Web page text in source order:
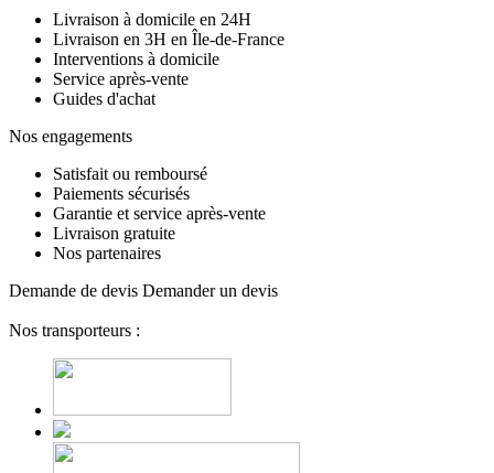
Livraison à domicile en 24H
Livraison en 3H en Île-de-France
Interventions à domicile
Service après-vente
Guides d'achat
Nos engagements
Satisfait ou remboursé
Paiements sécurisés
Garantie et service après-vente
Livraison gratuite
Nos partenaires
Demande de devis Demander un devis
Nos transporteurs :